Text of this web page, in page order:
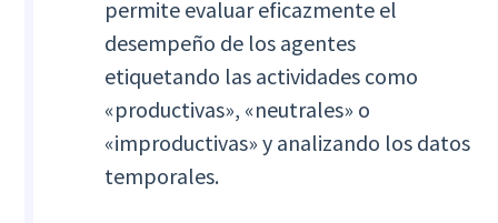
permite evaluar eficazmente el
desempeño de los agentes
etiquetando las actividades como
«productivas», «neutrales» o
«improductivas» y analizando los datos
temporales.